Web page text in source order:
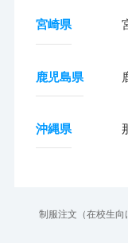
宮崎県
鹿児島県
沖縄県
制服注文（在校生向